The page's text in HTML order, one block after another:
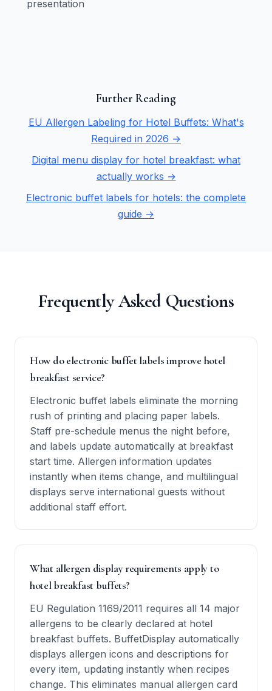
presentation
Further Reading
EU Allergen Labeling for Hotel Buffets: What's
Required in 2026 →
Digital menu display for hotel breakfast: what
actually works →
Electronic buffet labels for hotels: the complete
guide →
Frequently Asked Questions
How do electronic buffet labels improve hotel
breakfast service?
Electronic buffet labels eliminate the morning
rush of printing and placing paper labels.
Staff pre-schedule menus the night before,
and labels update automatically at breakfast
start time. Allergen information updates
instantly when items change, and multilingual
displays serve international guests without
additional staff effort.
What allergen display requirements apply to
hotel breakfast buffets?
EU Regulation 1169/2011 requires all 14 major
allergens to be clearly declared at hotel
breakfast buffets. BuffetDisplay automatically
displays allergen icons and descriptions for
every item, updating instantly when recipes
change. This eliminates manual allergen card